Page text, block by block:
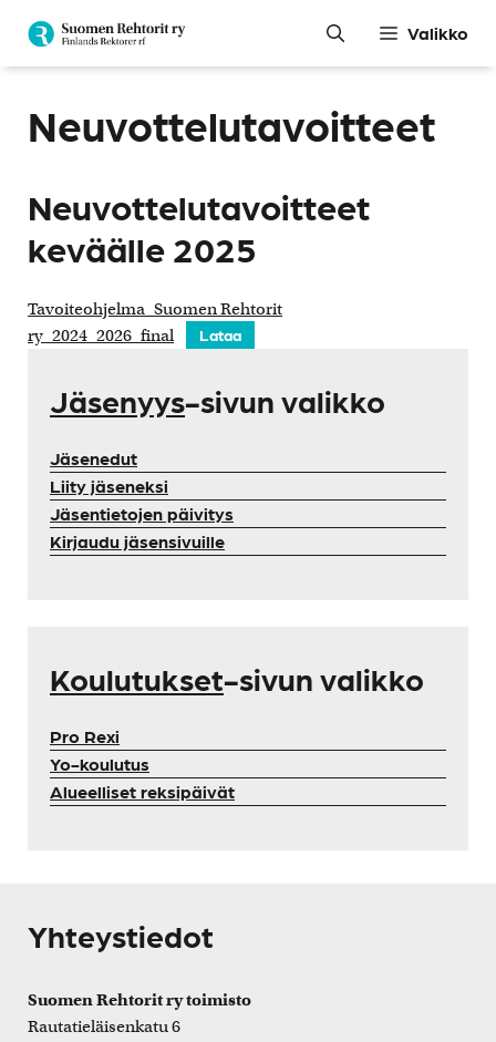
sisältöön
Valikko
Neuvottelutavoitteet
Neuvottelutavoitteet
keväälle 2025
Tavoiteohjelma_Suomen Rehtorit
ry_2024_2026_final
Lataa
Jäsenyys-sivun valikko
Jäsenedut
Liity jäseneksi
Jäsentietojen päivitys
Kirjaudu jäsensivuille
Koulutukset-sivun valikko
Pro Rexi
Yo-koulutus
Alueelliset reksipäivät
Yhteystiedot
Suomen Rehtorit ry toimisto
Rautatieläisenkatu 6